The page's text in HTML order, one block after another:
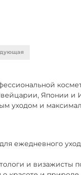
Японии и
уходом и
ежедневного
и визажисты